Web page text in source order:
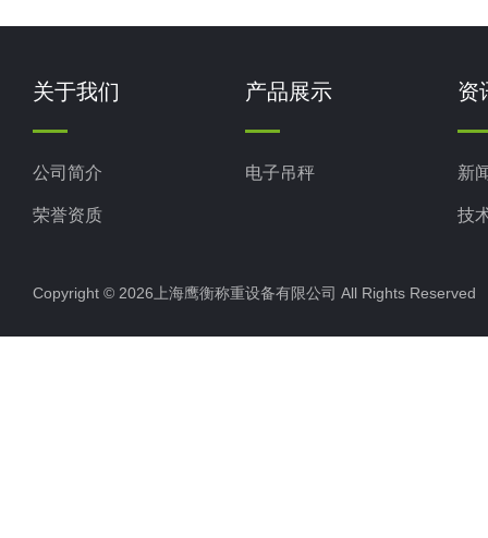
关于我们
公司简介
荣誉资质
产品展示
电子吊秤
资
新
技
Copyright © 2026上海鹰衡称重设备有限公司 All Rights